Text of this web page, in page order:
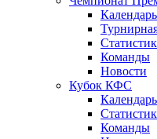
Команды
Новости
Кубок КФС
Команды